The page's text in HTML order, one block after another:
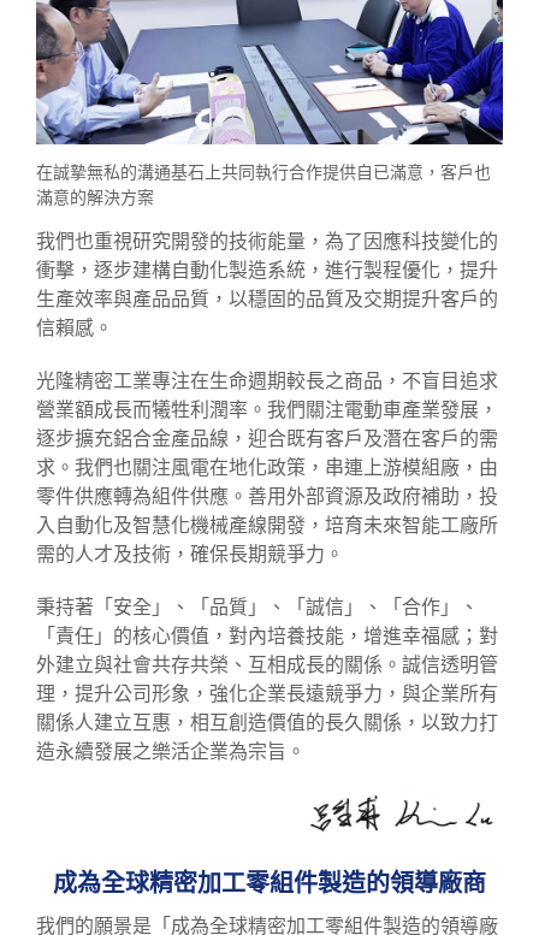
在誠摯無私的溝通基石上共同執行合作提供自已滿意，客戶也
滿意的解決方案
我們也重視研究開發的技術能量，為了因應科技變化的
衝擊，逐步建構自動化製造系統，進行製程優化，提升
生產效率與產品品質，以穩固的品質及交期提升客戶的
信賴感。
光隆精密工業專注在生命週期較長之商品，不盲目追求
營業額成長而犧牲利潤率。我們關注電動車產業發展，
逐步擴充鋁合金產品線，迎合既有客戶及潛在客戶的需
求。我們也關注風電在地化政策，串連上游模組廠，由
零件供應轉為組件供應。善用外部資源及政府補助，投
入自動化及智慧化機械產線開發，培育未來智能工廠所
需的人才及技術，確保長期競爭力。
秉持著「安全」、「品質」、「誠信」、「合作」、
「責任」的核心價值，對內培養技能，增進幸福感；對
外建立與社會共存共榮、互相成長的關係。誠信透明管
理，提升公司形象，強化企業長遠競爭力，與企業所有
關係人建立互惠，相互創造價值的長久關係，以致力打
造永續發展之樂活企業為宗旨。
成為全球精密加工零組件製造的領導廠商
我們的願景是「成為全球精密加工零組件製造的領導廠